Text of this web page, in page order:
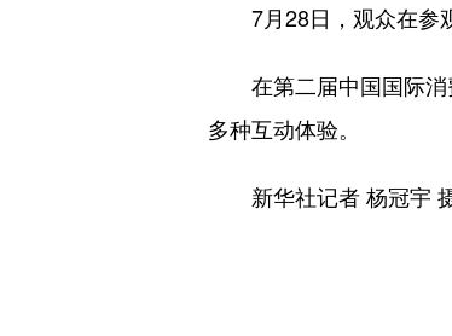
7月28日，观众在参观
在第二届中国国际消
多种互动体验。
新华社记者 杨冠宇